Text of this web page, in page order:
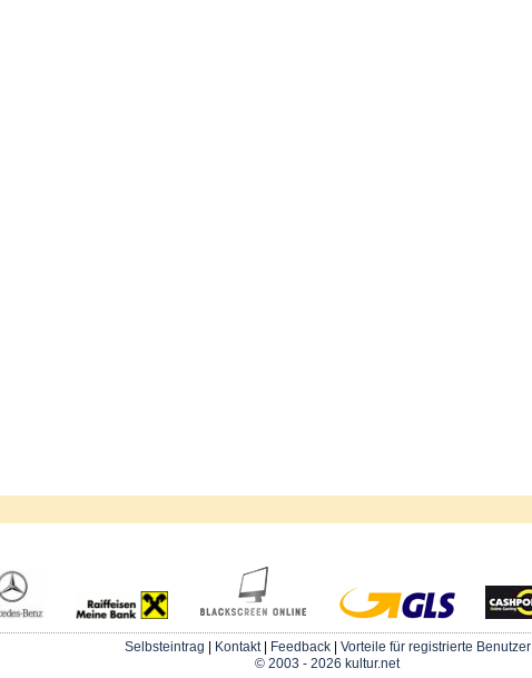
Selbsteintrag Kontakt| Feedback| Vorteile für registrierte Benutzer
© 2003 - 2026 kultur.net